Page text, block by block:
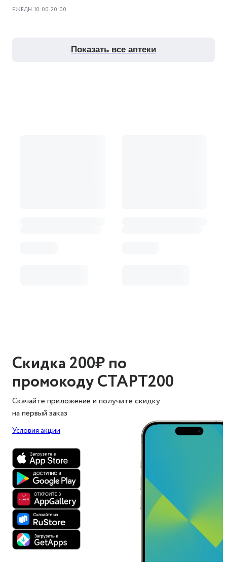
ЕЖЕДН. 10:00-20:00
показать все аптеки
Скидка 200₽ по
промокоду СТАРТ200
Скачайте приложение и получите скидку
на первый заказ
Условия акции